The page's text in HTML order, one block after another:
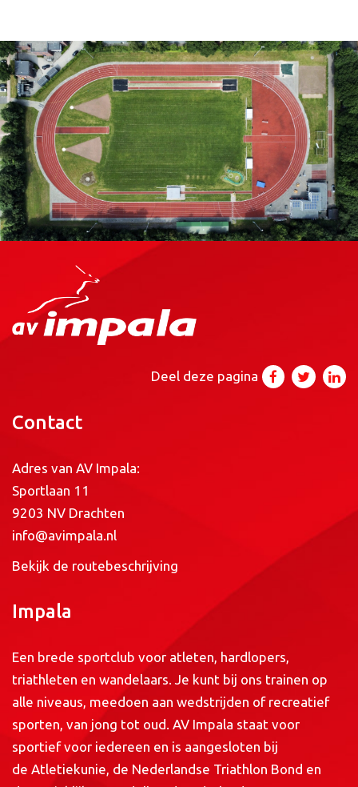
Deel deze pagina
Contact
Adres van AV Impala:
Sportlaan 11
9203 NV Drachten
info@avimpala.nl
Bekijk de routebeschrijving
Impala
Een brede sportclub voor atleten, hardlopers,
triathleten en wandelaars. Je kunt bij ons trainen op
alle niveaus, meedoen aan wedstrijden of recreatief
sporten, van jong tot oud. AV Impala staat voor
sportief voor iedereen en is aangesloten bij
de Atletiekunie, de Nederlandse Triathlon Bond en